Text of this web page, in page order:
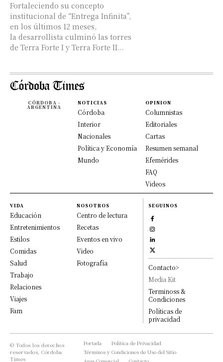
Fortaleciendo su concepto
institucional de “Entrega Infinita”,
en los últimos 12 meses,
la desarrollista culminó las torres
de Terra Forte I y Terra Forte II...
CÓRDOBA -
ARGENTINA
NOTICIAS
Córdoba
Interior
Nacionales
Política y Economía
Mundo
OPINION
Columnistas
Editoriales
Cartas
Resumen semanal
Efemérides
FAQ
Videos
VIDA
Educación
Entretenimientos
Estilos
Comidas
Salud
Trabajo
Relaciones
Viajes
Fam
NOSOTROS
Centro de lectura
Recetas
Eventos en vivo
Video
Fotografía
SEGUINOS
Contacto>
Media Kit
Terminoss &
Condiciones
Políticas de
privacidad
© Todos los derechos
reservados, Córdoba
Times
Portada
Política de Privacidad
Términos y Condiciones de Uso del Sitio